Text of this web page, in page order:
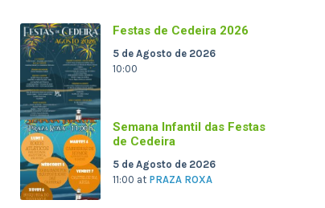
Festas de Cedeira 2026
5 de Agosto de 2026
10:00
Semana Infantil das Festas
de Cedeira
5 de Agosto de 2026
11:00 at PRAZA ROXA